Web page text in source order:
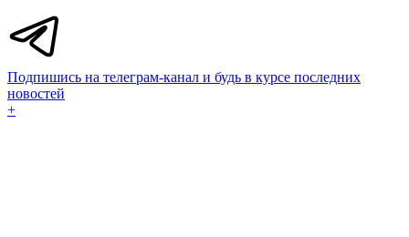
Подпишись на телеграм-канал и будь в курсе последних
новостей
+